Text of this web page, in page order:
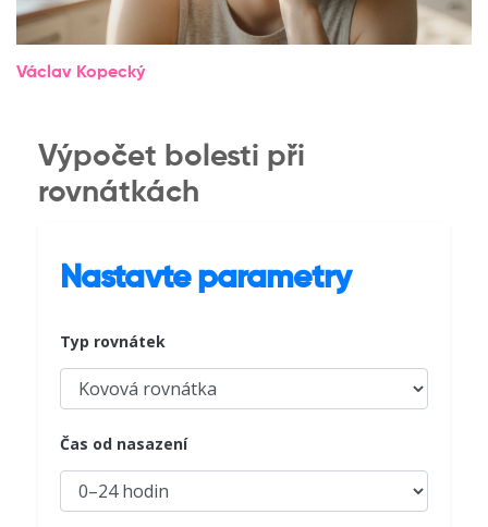
Václav Kopecký
Výpočet bolesti při
rovnátkách
Nastavte parametry
Typ rovnátek
Čas od nasazení